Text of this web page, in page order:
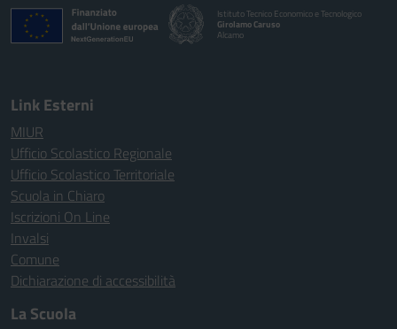
Istituto Tecnico Economico e Tecnologico
Girolamo Caruso
Alcamo
Link Esterni
MIUR
Ufficio Scolastico Regionale
Ufficio Scolastico Territoriale
Scuola in Chiaro
Iscrizioni On Line
Invalsi
Comune
Dichiarazione di accessibilità
La Scuola